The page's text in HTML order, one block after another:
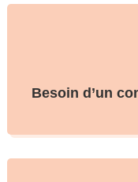
Besoin d’un